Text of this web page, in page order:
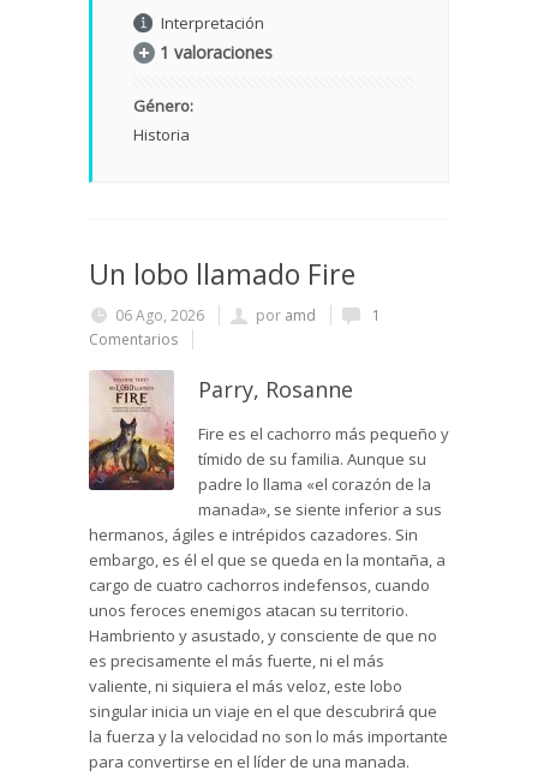
Interpretación
1 valoraciones
Género:
Historia
Un lobo llamado Fire
06 Ago, 2026 por amd
1
Comentarios
Parry, Rosanne
Fire es el cachorro más pequeño y
tímido de su familia. Aunque su
padre lo llama «el corazón de la
manada», se siente inferior a sus
hermanos, ágiles e intrépidos cazadores. Sin
embargo, es él el que se queda en la montaña, a
cargo de cuatro cachorros indefensos, cuando
unos feroces enemigos atacan su territorio.
Hambriento y asustado, y consciente de que no
es precisamente el más fuerte, ni el más
valiente, ni siquiera el más veloz, este lobo
singular inicia un viaje en el que descubrirá que
la fuerza y la velocidad no son lo más importante
para convertirse en el líder de una manada.